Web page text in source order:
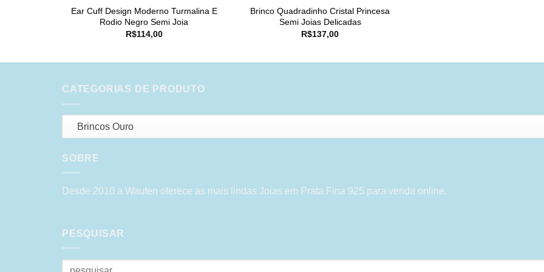
Ear Cuff Design Moderno Turmalina E
Rodio Negro Semi Joia
R$114,00
Brinco Quadradinho Cristal Princesa
Semi Joias Delicadas
R$137,00
CATEGORIAS DE PRODUTO
Brincos Ouro
SOBRE
Desde 2010 a Waufen oferece as mais lindas Joias em Prata Fina 925 para venda online.
PESQUISAR
Pesquisar